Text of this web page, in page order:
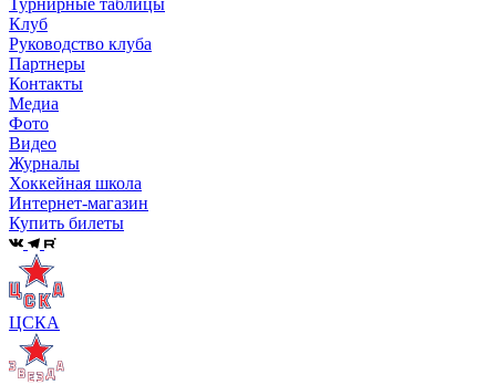
Турнирные таблицы
Клуб
Руководство клуба
Партнеры
Контакты
Медиа
Фото
Видео
Журналы
Хоккейная школа
Интернет-магазин
Купить билеты
ЦСКА